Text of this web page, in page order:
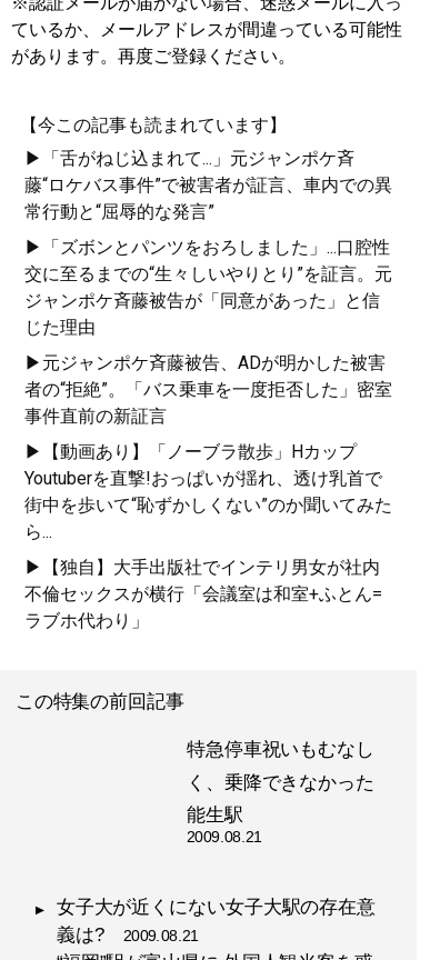
ているか、メールアドレスが間違っている可能性
があります。再度ご登録ください。
【今この記事も読まれています】
▶「舌がねじ込まれて...」元ジャンポケ斉
藤“ロケバス事件”で被害者が証言、車内での異
常行動と“屈辱的な発言”
▶「ズボンとパンツをおろしました」...口腔性
交に至るまでの“生々しいやりとり”を証言。元
ジャンポケ斉藤被告が「同意があった」と信
じた理由
▶元ジャンポケ斉藤被告、ADが明かした被害
者の“拒絶”。「バス乗車を一度拒否した」密室
事件直前の新証言
▶【動画あり】「ノーブラ散歩」Hカップ
Youtuberを直撃!おっぱいが揺れ、透け乳首で
街中を歩いて“恥ずかしくない”のか聞いてみた
ら...
▶【独自】大手出版社でインテリ男女が社内
不倫セックスが横行「会議室は和室+ふとん=
ラブホ代わり」
この特集の前回記事
特急停車祝いもむなし
く、乗降できなかった
能生駅
2009.08.21
女子大が近くにない女子大駅の存在意
義は? 2009.08.21